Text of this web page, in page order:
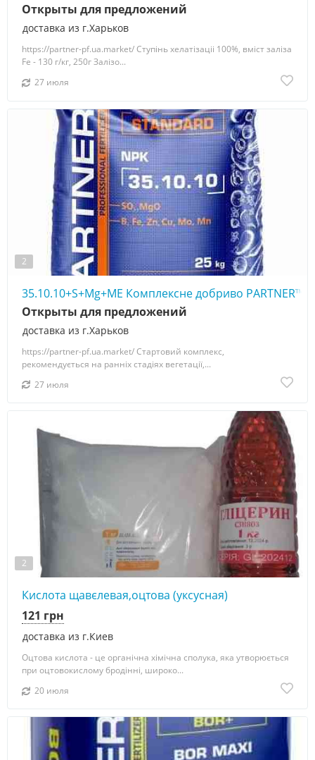
доставка из г.Харьков
Открыты для предложений
https://partner-pf.ua.market/ Ступінь хелатізаціі 100%, вміст заліза
Fe - 130 г/кг, 250г Залізо...
27 июля
2
35.10.10+S+Mg+МЕ Комплексне добриво PARTNER™
доставка из г.Харьков
Открыты для предложений
https://partner-pf.ua.market/ Стартовий комплекс,
рекомендується на ранніх стадіях вегетації,...
27 июля
2
Кислота щавєлевая,оцтова (уксусная)
доставка из г.Киев
121 грн
Оцтова кислота - це органічна хімічна сполука, яка утворюється
при оцтовокислому бродінні, широко...
20 июля